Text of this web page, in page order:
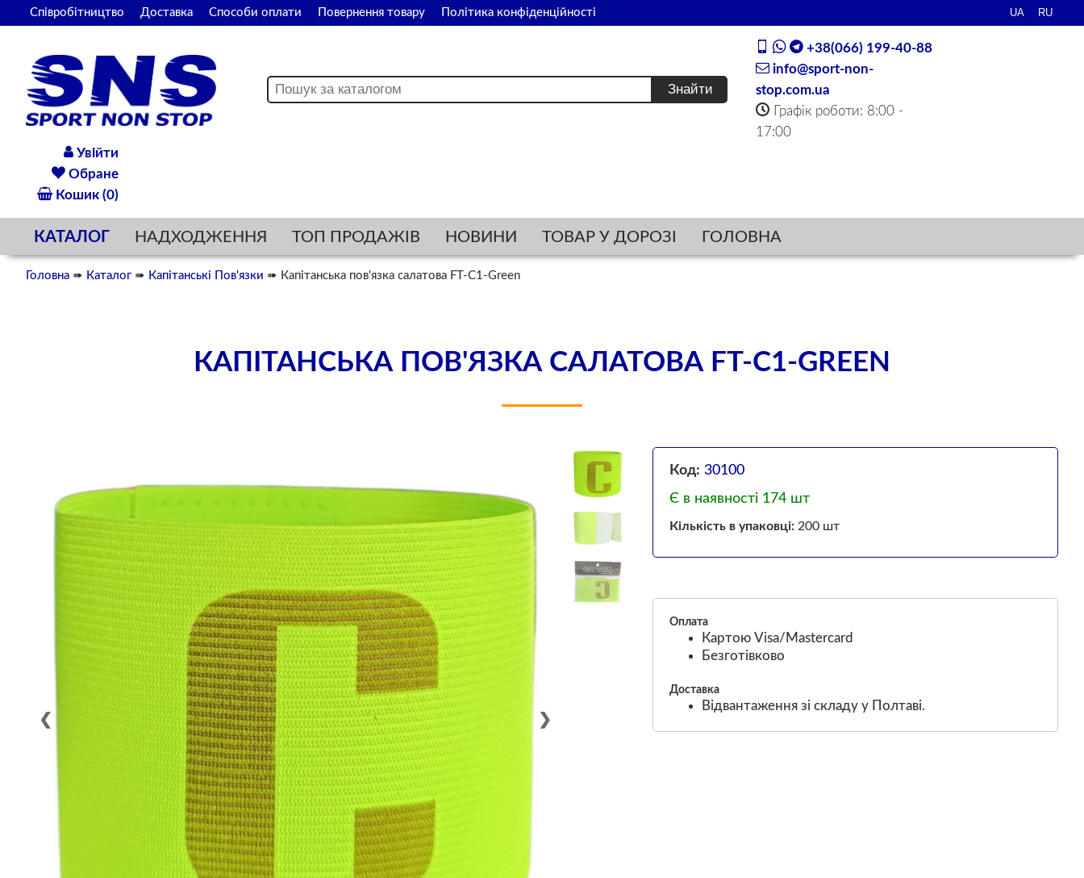
Співробітництво Доставка Способи оплати Повернення товару Політика конфіденційності
+38(066) 199-40-88
info@sport-non-
stop.com.ua
Графік роботи: 8:00 -
17:00
Увійти
Обране
Кошик (0)
КАТАЛОГ НАДХОДЖЕННЯ ТОП ПРОДАЖІВ НОВИНИ ТОВАР У ДОРОЗІ ГОЛОВНА
Головна ➠ Каталог ➠ Капітанські Пов'язки ➠ Капітанська пов'язка салатова FT-C1-Green
КАПІТАНСЬКА ПОВ'ЯЗКА САЛАТОВА FT-C1-GREEN
❮ ❯
Код: 30100
Є в наявності 174 шт
Кількість в упаковці: 200 шт
Оплата
Картою Visa/Mastercard
Безготівково
Доставка
Відвантаження зі складу у Полтаві.